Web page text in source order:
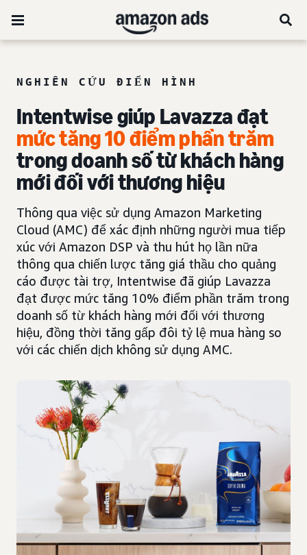
NGHIÊN CỨU ĐIỂN HÌNH
Intentwise giúp Lavazza đạt
mức tăng 10 điểm phần trăm
trong doanh số từ khách hàng
mới đối với thương hiệu
Thông qua việc sử dụng Amazon Marketing
Cloud (AMC) để xác định những người mua tiếp
xúc với Amazon DSP và thu hút họ lần nữa
thông qua chiến lược tăng giá thầu cho quảng
cáo được tài trợ, Intentwise đã giúp Lavazza
đạt được mức tăng 10% điểm phần trăm trong
doanh số từ khách hàng mới đối với thương
hiệu, đồng thời tăng gấp đôi tỷ lệ mua hàng so
với các chiến dịch không sử dụng AMC.